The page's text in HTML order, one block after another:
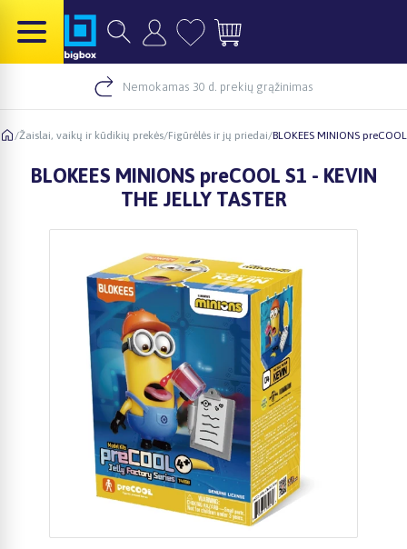
Nemokamas 30 d. prekių grąžinimas
/Žaislai, vaikų ir kūdikių prekės/Figūrėlės ir jų priedai/BLOKEES MINIONS
BLOKEES MINIONS preCOOL S1 - KEVIN
THE JELLY TASTER